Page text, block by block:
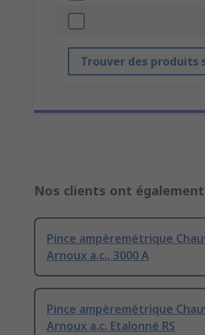
Trouver des produits
Nos clients ont
Pince ampèremétrique
Arnoux a.c., 3000 A
Pince ampèremétrique
Arnoux a.c. Etalonné RS